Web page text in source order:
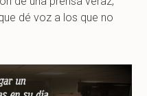
dé voz a los que no